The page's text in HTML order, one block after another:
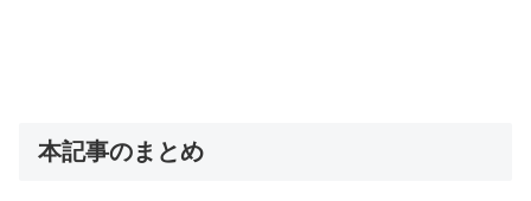
本記事のまとめ